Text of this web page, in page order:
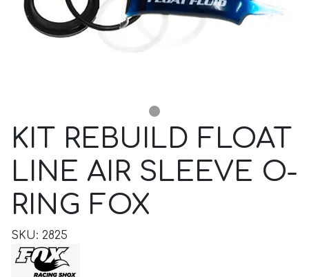
KIT REBUILD FLOAT
LINE AIR SLEEVE O-
RING FOX
SKU: 2825